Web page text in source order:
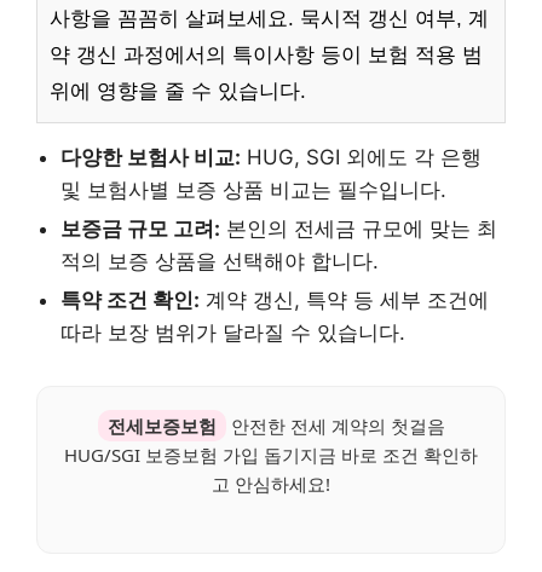
사항을 꼼꼼히 살펴보세요. 묵시적 갱신 여부, 계
약 갱신 과정에서의 특이사항 등이 보험 적용 범
위에 영향을 줄 수 있습니다.
다양한 보험사 비교: HUG, SGI 외에도 각 은행
및 보험사별 보증 상품 비교는 필수입니다.
보증금 규모 고려: 본인의 전세금 규모에 맞는 최
적의 보증 상품을 선택해야 합니다.
특약 조건 확인: 계약 갱신, 특약 등 세부 조건에
따라 보장 범위가 달라질 수 있습니다.
전세보증보험
안전한 전세 계약의 첫걸음
HUG/SGI 보증보험 가입 돕기지금 바로 조건 확인하
고 안심하세요!